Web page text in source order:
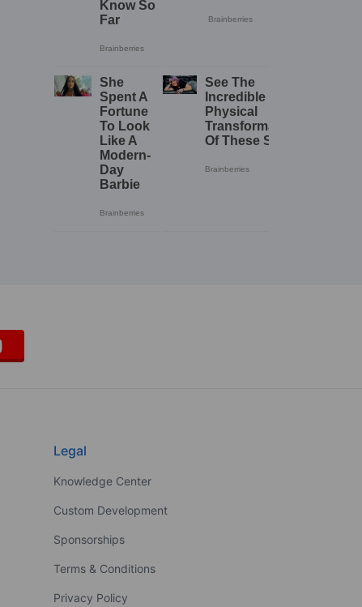
Legal
Knowledge Center
Custom Development
Sponsorships
Terms & Conditions
Privacy Policy